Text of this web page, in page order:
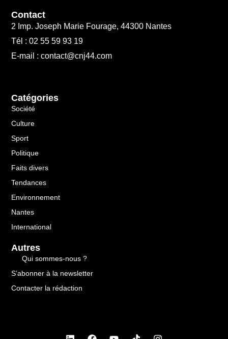
Contact
2 Imp. Joseph Marie Fourage, 44300 Nantes
Tél : 02 55 59 93 19
E-mail : contact@cnj44.com
Catégories
Société
Culture
Sport
Politique
Faits divers
Tendances
Environnement
Nantes
International
Autres
Qui sommes-nous ?
S’abonner à la newsletter
Contacter la rédaction